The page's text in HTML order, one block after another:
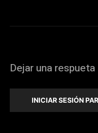
Dejar una respueta
INICIAR SESIÓN